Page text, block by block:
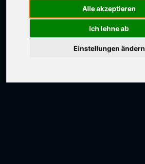
Alle akzeptieren
Ich lehne ab
Einstellungen ändern